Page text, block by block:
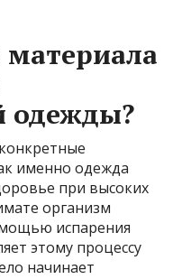
одежды?
именно одежда
при высоких
организм
испарения
этому процессу
начинает